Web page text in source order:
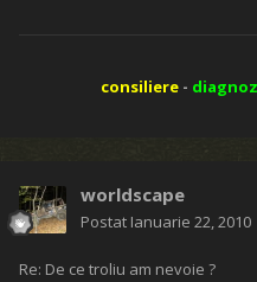
consiliere-
worldscape
Postat Ianuarie 22, 2010
Re: De ce troliu am nevoie ?